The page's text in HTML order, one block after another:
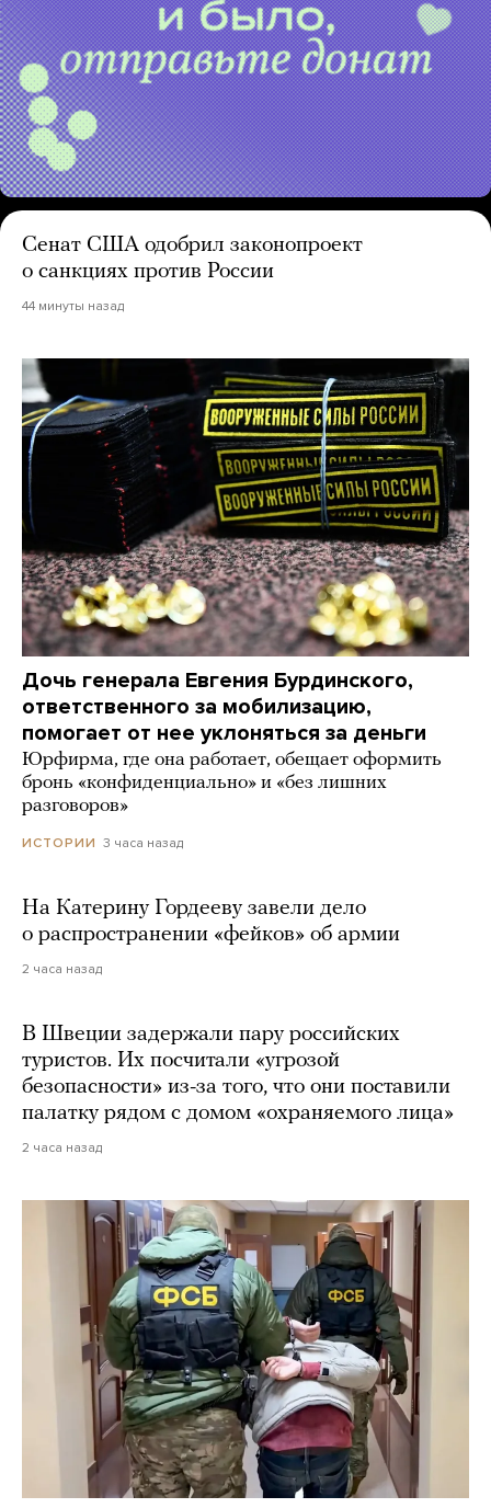
Сенат США одобрил законопроект
о санкциях против России
44 минуты назад
Дочь генерала Евгения Бурдинского,
ответственного за мобилизацию,
помогает от нее уклоняться за деньги
Юрфирма, где она работает, обещает оформить
бронь «конфиденциально» и «без лишних
разговоров»
ИСТОРИИ 3 часа назад
На Катерину Гордееву завели дело
о распространении «фейков» об армии
2 часа назад
В Швеции задержали пару российских
туристов. Их посчитали «угрозой
безопасности» из-за того, что они поставили
палатку рядом с домом «охраняемого лица»
2 часа назад